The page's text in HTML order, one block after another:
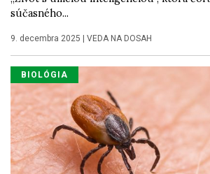
súčasného...
9. decembra 2025 | VEDA NA DOSAH
BIOLÓGIA